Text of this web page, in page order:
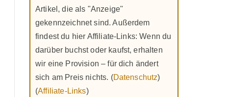
Artikel, die als "Anzeige"
gekennzeichnet sind. Außerdem
findest du hier Affiliate-Links: Wenn du
darüber buchst oder kaufst, erhalten
wir eine Provision – für dich ändert
sich am Preis nichts. (Datenschutz)
(Affiliate-Links)